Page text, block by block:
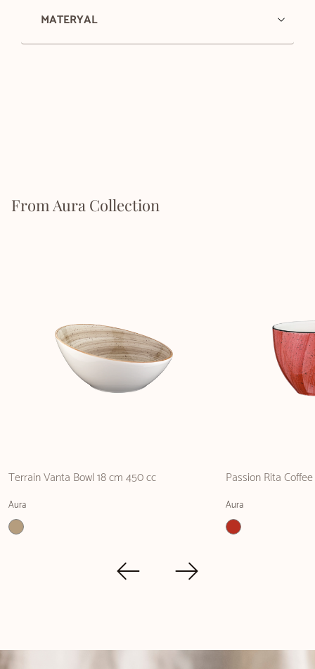
MATERYAL
From Aura Collection
Terrain Vanta Bowl 18 cm 450 cc
Aura
Passion Rita
Aura